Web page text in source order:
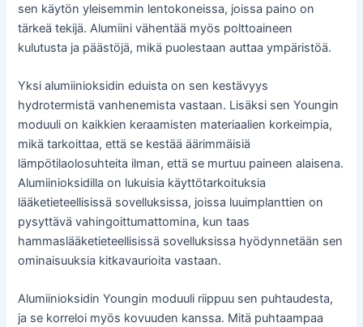
sen käytön yleisemmin lentokoneissa, joissa paino on
tärkeä tekijä. Alumiini vähentää myös polttoaineen
kulutusta ja päästöjä, mikä puolestaan auttaa ympäristöä.
Yksi alumiinioksidin eduista on sen kestävyys
hydrotermistä vanhenemista vastaan. Lisäksi sen Youngin
moduuli on kaikkien keraamisten materiaalien korkeimpia,
mikä tarkoittaa, että se kestää äärimmäisiä
lämpötilaolosuhteita ilman, että se murtuu paineen alaisena.
Alumiinioksidilla on lukuisia käyttötarkoituksia
lääketieteellisissä sovelluksissa, joissa luuimplanttien on
pysyttävä vahingoittumattomina, kun taas
hammaslääketieteellisissä sovelluksissa hyödynnetään sen
ominaisuuksia kitkavaurioita vastaan.
Alumiinioksidin Youngin moduuli riippuu sen puhtaudesta,
ja se korreloi myös kovuuden kanssa. Mitä puhtaampaa